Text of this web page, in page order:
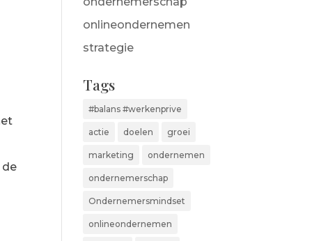
de
onlineondernemen
strategie
Tags
#balans #werkenprive
actie doelen groei
marketing ondernemen
ondernemerschap
Ondernemersmindset
onlineondernemen